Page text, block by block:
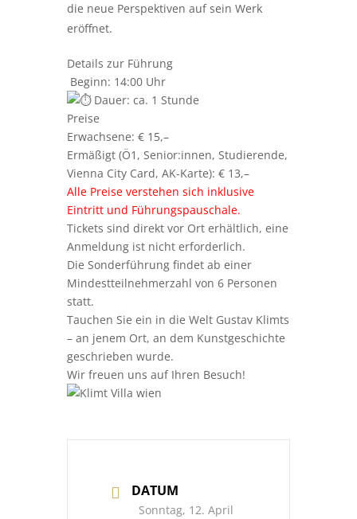
die neue Perspektiven auf sein Werk
eröffnet.
Details zur Führung
Beginn: 14:00 Uhr
Dauer: ca. 1 Stunde
Preise
Erwachsene: € 15,–
Ermäßigt (Ö1, Senior:innen, Studierende,
Vienna City Card, AK-Karte): € 13,–
Alle Preise verstehen sich inklusive
Eintritt und Führungspauschale.
Tickets sind direkt vor Ort erhältlich, eine
Anmeldung ist nicht erforderlich.
Die Sonderführung findet ab einer
Mindestteilnehmerzahl von 6 Personen
statt.
Tauchen Sie ein in die Welt Gustav Klimts
– an jenem Ort, an dem Kunstgeschichte
geschrieben wurde.
Wir freuen uns auf Ihren Besuch!
DATUM
Sonntag, 12. April